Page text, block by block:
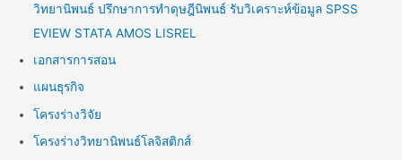
วิทยานิพนธ์ ปรึกษาการทำดุษฎีนิพนธ์ รับวิเคราะห์ข้อมูล SPSS
EVIEW STATA AMOS LISREL
เอกสารการสอน
แผนธุรกิจ
โครงร่างวิจัย
โครงร่างวิทยานิพนธ์โลจิสติกส์